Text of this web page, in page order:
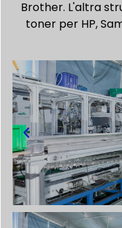
Brother. L'altra
toner per HP,